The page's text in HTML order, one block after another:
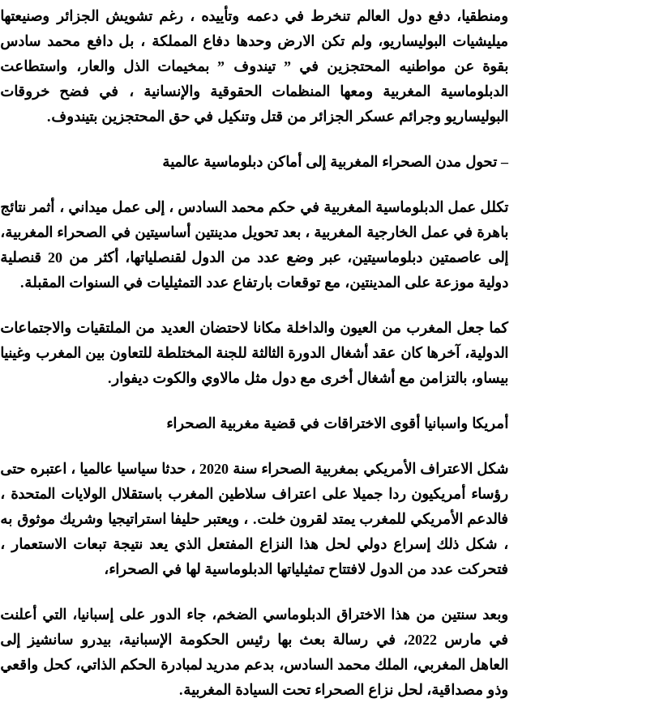
ومنطقيا، دفع دول العالم تنخرط في دعمه وتأييده ، رغم تشويش الجزائر وصنيعتها
ميليشيات البوليساريو، ولم تكن الارض وحدها دفاع المملكة ، بل دافع محمد سادس
بقوة عن مواطنيه المحتجزين في ” تيندوف ” بمخيمات الذل والعار، واستطاعت
الدبلوماسية المغربية ومعها المنظمات الحقوقية والإنسانية ، في فضح خروقات
البوليساريو وجرائم عسكر الجزائر من قتل وتنكيل في حق المحتجزين بتيندوف.
– تحول مدن الصحراء المغربية إلى أماكن دبلوماسية عالمية
تكلل عمل الدبلوماسية المغربية في حكم محمد السادس ، إلى عمل ميداني ، أثمر نتائج
باهرة في عمل الخارجية المغربية ، بعد تحويل مدينتين أساسيتين في الصحراء المغربية،
إلى عاصمتين دبلوماسيتين، عبر وضع عدد من الدول لقنصلياتها، أكثر من 20 قنصلية
دولية موزعة على المدينتين، مع توقعات بارتفاع عدد التمثيليات في السنوات المقبلة.
كما جعل المغرب من العيون والداخلة مكانا لاحتضان العديد من الملتقيات والاجتماعات
الدولية، آخرها كان عقد أشغال الدورة الثالثة للجنة المختلطة للتعاون بين المغرب وغينيا
بيساو، بالتزامن مع أشغال أخرى مع دول مثل مالاوي والكوت ديفوار.
أمريكا واسبانيا أقوى الاختراقات في قضية مغربية الصحراء
شكل الاعتراف الأمريكي بمغربية الصحراء سنة 2020 ، حدثا سياسيا عالميا ، اعتبره حتى
رؤساء أمريكيون ردا جميلا على اعتراف سلاطين المغرب باستقلال الولايات المتحدة ،
فالدعم الأمريكي للمغرب يمتد لقرون خلت. ، ويعتبر حليفا استراتيجيا وشريك موثوق به
، شكل ذلك إسراع دولي لحل هذا النزاع المفتعل الذي يعد نتيجة تبعات الاستعمار ،
فتحركت عدد من الدول لافتتاح تمثيلياتها الدبلوماسية لها في الصحراء،
وبعد سنتين من هذا الاختراق الدبلوماسي الضخم، جاء الدور على إسبانيا، التي أعلنت
في مارس 2022، في رسالة بعث بها رئيس الحكومة الإسبانية، بيدرو سانشيز إلى
العاهل المغربي، الملك محمد السادس، بدعم مدريد لمبادرة الحكم الذاتي، كحل واقعي
وذو مصداقية، لحل نزاع الصحراء تحت السيادة المغربية.